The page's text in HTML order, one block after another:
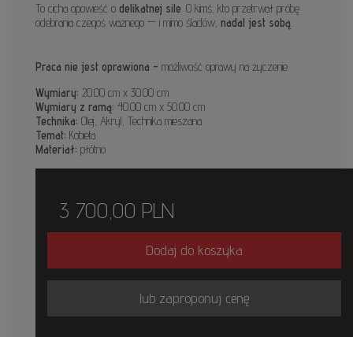
To cicha opowieść o delikatnej sile . O kimś, kto przetrwał próbę
odebrania czegoś ważnego — i mimo śladów, nadal jest sobą
Praca nie jest oprawiona - możliwość oprawy na życzenie.
Wymiary: 20.00 cm x 30.00 cm
Wymiary z ramą: 40.00 cm x 50.00 cm
Technika: Olej, Akryl, Technika mieszana
Temat: Kobieta
Materiał: płótno
3 700,00 PLN
Dodaj do koszyka
lub zaproponuj cenę